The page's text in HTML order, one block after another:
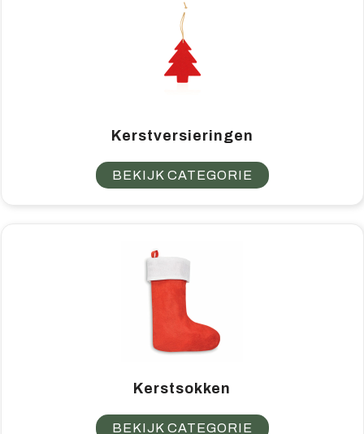
Kerstversieringen
BEKIJK CATEGORIE
Kerstsokken
BEKIJK CATEGORIE